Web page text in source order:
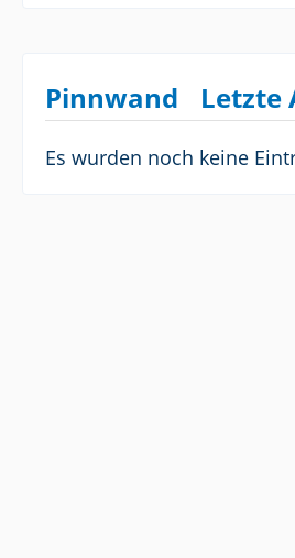
Pinnwand Letzte
Es wurden noch keine